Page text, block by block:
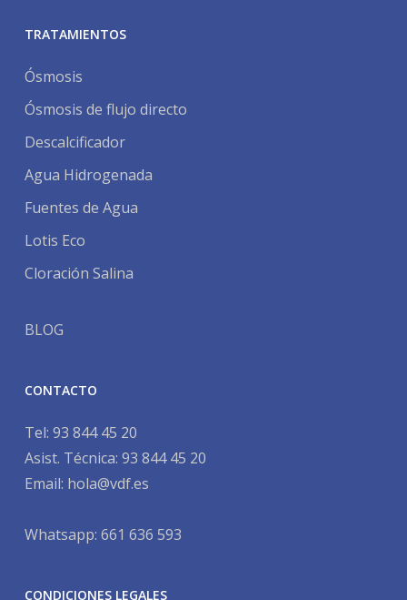
TRATAMIENTOS
Ósmosis
Ósmosis de flujo directo
Descalcificador
Agua Hidrogenada
Fuentes de Agua
Lotis Eco
Cloración Salina
BLOG
CONTACTO
Tel: 93 844 45 20
Asist. Técnica: 93 844 45 20
Email: hola@vdf.es
Whatsapp: 661 636 593
CONDICIONES LEGALES